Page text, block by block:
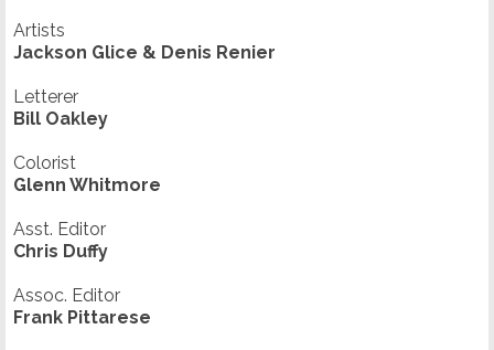
Artists
Jackson Glice & Denis Renier
Letterer
Bill Oakley
Colorist
Glenn Whitmore
Asst. Editor
Chris Duffy
Assoc. Editor
Frank Pittarese